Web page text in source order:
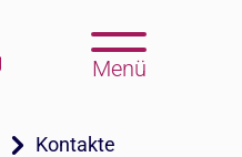
Menü
Kontakte